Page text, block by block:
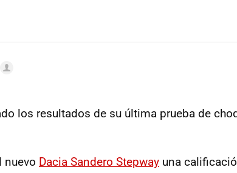
los resultados de su última prueba de
nuevo Dacia Sandero Stepway una